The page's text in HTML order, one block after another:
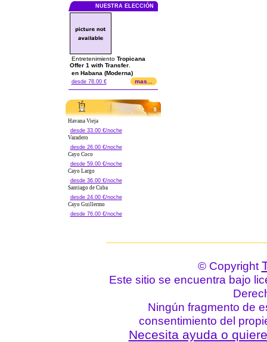
NUESTRA ELECCIÓN
Entretenimiento Tropicana
Offer 1 with Transfer.
en Habana (Moderna)
desde 78.00 € mas...
Havana Vieja
desde 33.00 €/noche
Varadero
desde 26.00 €/noche
Cayo Coco
desde 59.00 €/noche
Cayo Largo
desde 36.00 €/noche
Santiago de Cuba
desde 24.00 €/noche
Cayo Guillermo
desde 76.00 €/noche
© Copyright
Este sitio se encuentra bajo
Ningún fragmento de
consentimiento del
Necesita ayuda o